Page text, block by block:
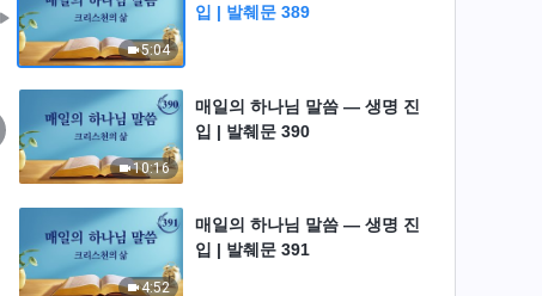
5:04
입 | 발췌문 389
10:16
매일의 하나님 말씀 ― 생명 진
입 | 발췌문 390
4:52
매일의 하나님 말씀 ― 생명 진
입 | 발췌문 391